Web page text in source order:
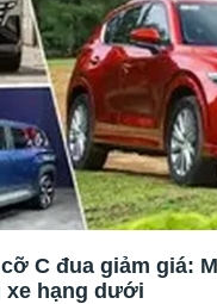
C đua giảm giá:
xe hạng dưới